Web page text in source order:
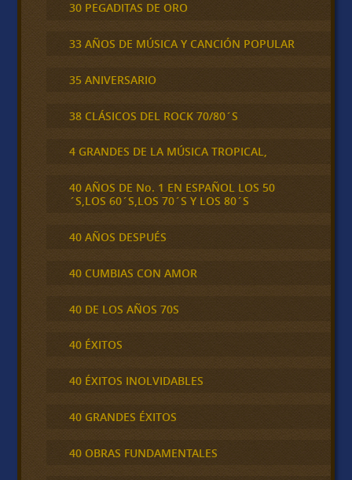
30 PEGADITAS DE ORO
33 AÑOS DE MÚSICA Y CANCIÓN POPULAR
35 ANIVERSARIO
38 CLÁSICOS DEL ROCK 70/80´S
4 GRANDES DE LA MÚSICA TROPICAL,
40 AÑOS DE No. 1 EN ESPAÑOL LOS 50
´S,LOS 60´S,LOS 70´S Y LOS 80´S
40 AÑOS DESPUÉS
40 CUMBIAS CON AMOR
40 DE LOS AÑOS 70S
40 ÉXITOS
40 ÉXITOS INOLVIDABLES
40 GRANDES ÉXITOS
40 OBRAS FUNDAMENTALES